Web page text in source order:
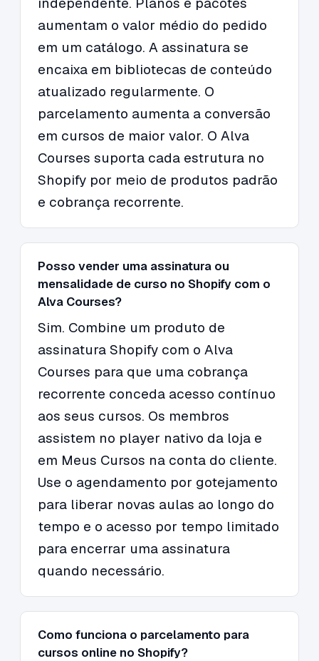
aumentam o valor médio do pedido
em um catálogo. A assinatura se
encaixa em bibliotecas de conteúdo
atualizado regularmente. O
parcelamento aumenta a conversão
em cursos de maior valor. O Alva
Courses suporta cada estrutura no
Shopify por meio de produtos padrão
e cobrança recorrente.
Posso vender uma assinatura ou
mensalidade de curso no Shopify com o
Alva Courses?
Sim. Combine um produto de
assinatura Shopify com o Alva
Courses para que uma cobrança
recorrente conceda acesso contínuo
aos seus cursos. Os membros
assistem no player nativo da loja e
em Meus Cursos na conta do cliente.
Use o agendamento por gotejamento
para liberar novas aulas ao longo do
tempo e o acesso por tempo limitado
para encerrar uma assinatura
quando necessário.
Como funciona o parcelamento para
cursos online no Shopify?